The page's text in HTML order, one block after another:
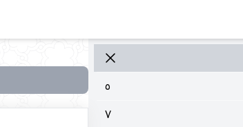
٥
٧
البحث
البحث
فيأبعاد